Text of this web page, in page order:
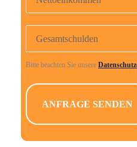
e
l
d
e
e
Gesamtschulden
Bitte beachten Sie unsere